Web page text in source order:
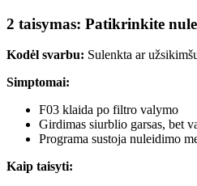
2 taisymas: Patikrinkite
Kodėl svarbu: Sulenkta ar
Simptomai:
F03 klaida po filtro valymo
Girdimas siurblio garsas, bet
Programa sustoja nuleidimo
Kaip taisyti: